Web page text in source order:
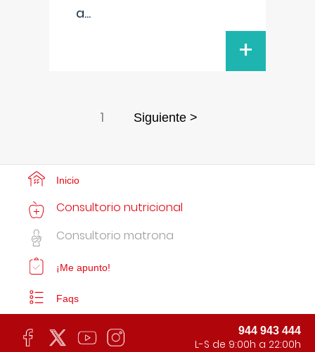
a...
+
1 Siguiente >
Inicio
Consultorio nutricional
Consultorio matrona
¡Me apunto!
Faqs
944 943 444
L-S de 9:00h a 22:00h